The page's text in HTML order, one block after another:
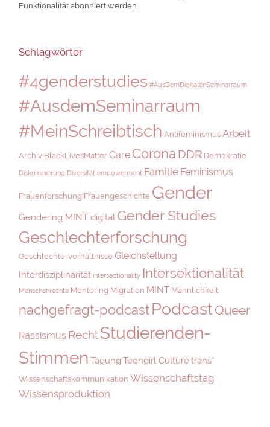
Funktionalität abonniert werden.
Schlagwörter
#4genderstudies #AusDemDigitalenSeminarraum
#AusdemSeminarraum
#MeinSchreibtisch Antifeminismus Arbeit
Archiv BlackLivesMatter Care Corona DDR Demokratie
Diskriminierung Diversität empowerment Familie Feminismus
Frauenforschung Frauengeschichte Gender
Gendering MINT digital Gender Studies
Geschlechterforschung
Geschlechterverhältnisse Gleichstellung
Interdisziplinarität intersectionality Intersektionalität
Menschenrechte Mentoring Migration MINT Männlichkeit
nachgefragt-podcastPodcastQueer
Rassismus RechtStudierenden-
Stimmen Tagung Teengirl Culturetrans*
Wissenschaftskommunikation Wissenschaftstag
Wissensproduktion